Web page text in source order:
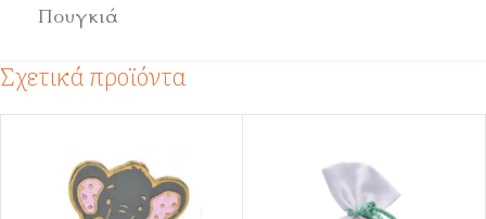
Πουγκιά
Σχετικά προϊόντα